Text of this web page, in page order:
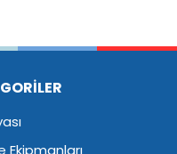
Ekipmanları